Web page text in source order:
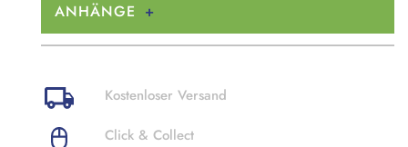
ANHÄNGE
Kostenloser Versand
Click & Collect